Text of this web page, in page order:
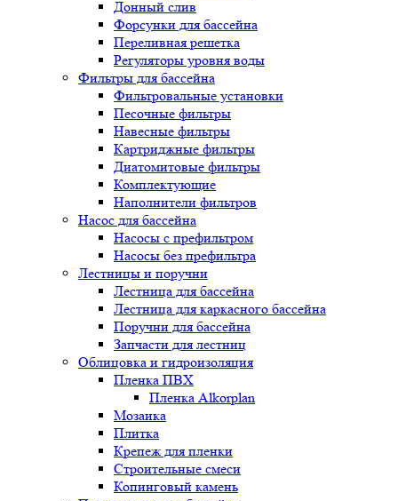
Донный слив
Форсунки для бассейна
Переливная решетка
Регуляторы уровня воды
Фильтры для бассейна
Фильтровальные установки
Песочные фильтры
Навесные фильтры
Картриджные фильтры
Диатомитовые фильтры
Комплектующие
Наполнители фильтров
Насос для бассейна
Насосы с префильтром
Насосы без префильтра
Лестницы и поручни
Лестница для бассейна
Лестница для каркасного бассейна
Поручни для бассейна
Запчасти для лестниц
Облицовка и гидроизоляция
Пленка ПВХ
Пленка Alkorplan
Мозаика
Плитка
Крепеж для пленки
Строительные смеси
Копинговый камень